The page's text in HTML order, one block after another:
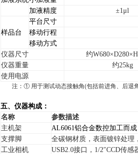
加液精度
±1μl
样品台
平台尺寸
移动行程
移动方式
仪器 尺寸 约W680×D280×
仪器重量 约25kg
使用电源
注：① 用于测试动态接触角(包括前进角、后退
五、仪器构成：
名称
参数描述
主机架
AL6061铝合金数控加工而
支撑脚
全碳钢材质，表面镀锌处理
工业相机
USB2.0接口，1/2″CCD传感